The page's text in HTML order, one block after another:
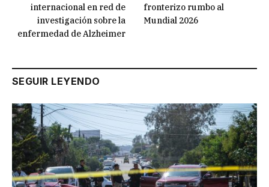
internacional en red de
investigación sobre la
enfermedad de Alzheimer
fronterizo rumbo al
Mundial 2026
SEGUIR LEYENDO